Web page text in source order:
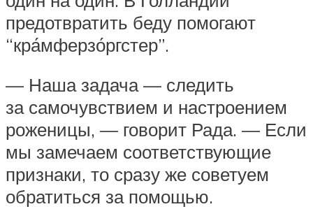
предотвратить беду помогают
“кра́мферзо́ргстер”.
— Наша задача — следить
за самочувствием и настроением
роженицы, — говорит Рада. — Если
мы замечаем соответствующие
признаки, то сразу же советуем
обратиться за помощью.